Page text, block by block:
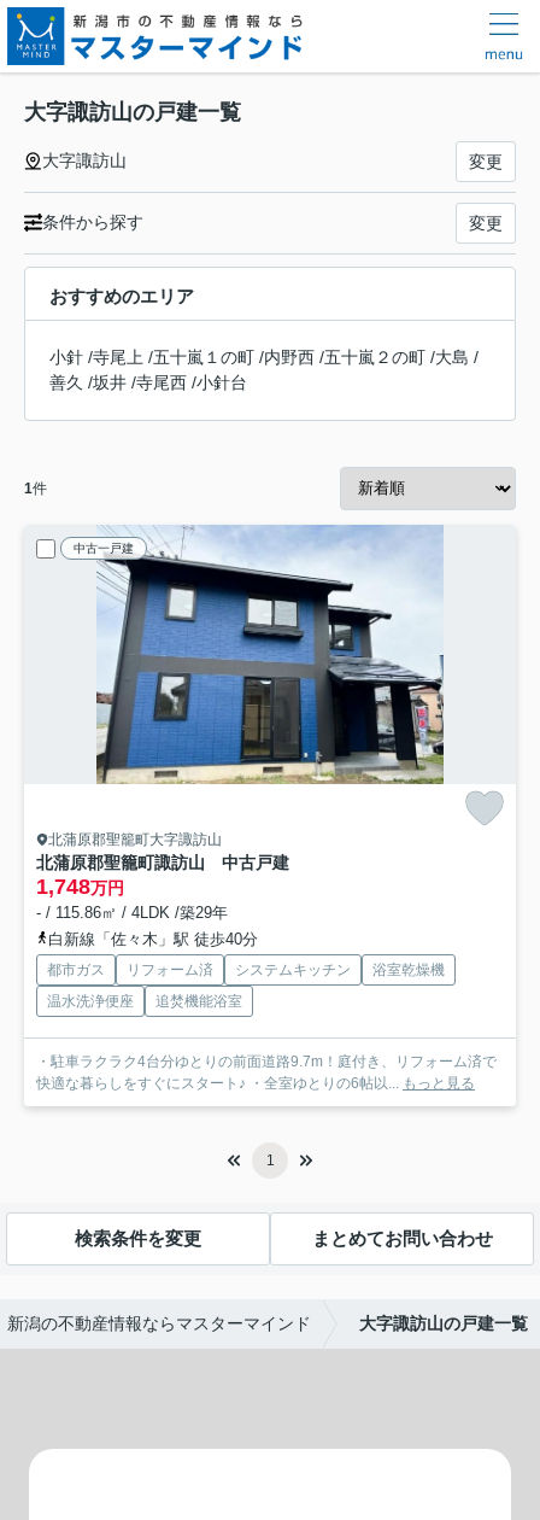
大字諏訪山の戸建一覧
大字諏訪山 変更
条件から探す 変更
おすすめのエリア
小針 /寺尾上 /五十嵐１の町 /内野西 /五十嵐２の町 /大島 /
善久 /坂井 /寺尾西 /小針台
1件
中古一戸建
北蒲原郡聖籠町大字諏訪山
北蒲原郡聖籠町諏訪山 中古戸建
1,748万円
- / 115.86㎡ / 4LDK /築29年
白新線「佐々木」駅 徒歩40分
都市ガス リフォーム済 システムキッチン
浴室乾燥機
温水洗浄便座
追焚機能浴室
・駐車ラクラク4台分ゆとりの前面道路9.7m！庭付き、リフォーム済で
快適な暮らしをすぐにスタート♪ ・全室ゆとりの6帖以...
もっと見る
1
検索条件を変更 まとめてお問い合わせ
新潟の不動産情報ならマスターマインド 大字諏訪山の戸建一覧